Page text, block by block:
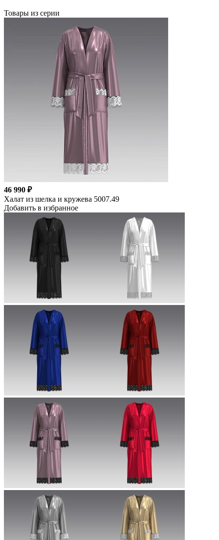
Товары из серии
46 990 ₽
Халат из шелка и кружева 5007.49
Добавить в избранное